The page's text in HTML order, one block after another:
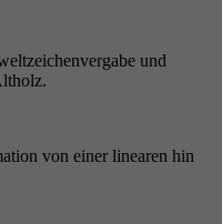
und
von einer linearen hin